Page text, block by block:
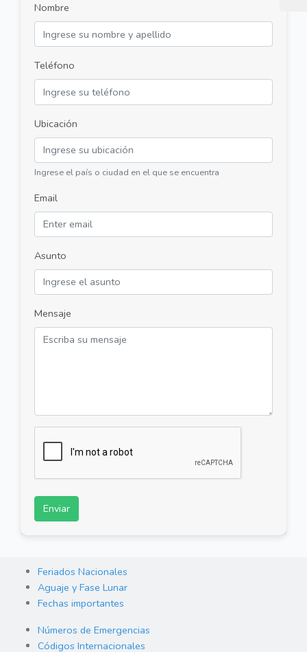
Nombre
Teléfono
Ubicación
Ingrese el país o ciudad en el que se encuentra
Email
Asunto
Mensaje
Enviar
Feriados Nacionales
Aguaje y Fase Lunar
Fechas importantes
Números de Emergencias
Códigos Internacionales